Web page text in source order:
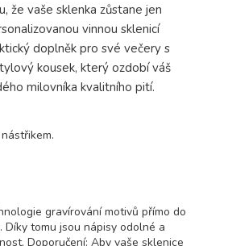
že vaše sklenka zůstane jen
vinnou sklenicí
doplněk pro své večery s
kousek, který ozdobí váš
milovníka kvalitního pití.
gravírování motivů přímo do
Díky tomu jsou nápisy odolné a
Doporučení: Aby vaše sklenice